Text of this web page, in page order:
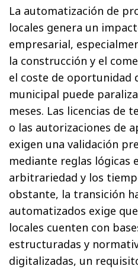
La automatización de
locales genera un
empresarial,
la construcción y el
el coste de oportunidad
municipal puede
meses. Las licencias de
o las autorizaciones de
exigen una validación
mediante reglas lógicas
arbitrariedad y los
obstante, la transición
automatizados exige
locales cuenten con
estructuradas y
digitalizadas, un